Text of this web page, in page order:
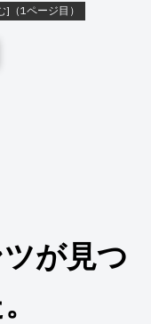
（1ページ目）
が見つ